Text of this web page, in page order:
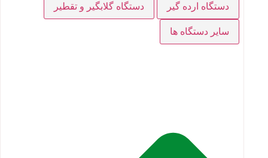
دستگاه ارده گیر دستگاه گلابگیر و تقطیر
سایر دستگاه ها